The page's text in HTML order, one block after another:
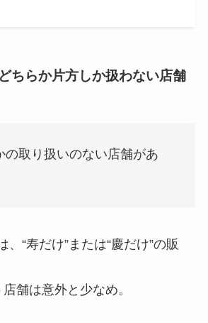
ちらか片方しか扱わない店舗
の取り扱いのない店舗があ
“寿だけ”または“慶だけ”の販
舗は意外と少なめ。